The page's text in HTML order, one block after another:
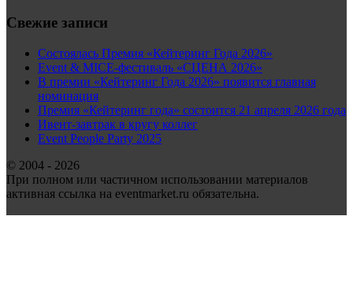
Свежие записи
Состоялась Премия «Кейтеринг Года 2026»
Event & MICE-фестиваль «СЦЕНА 2026»
В премии «Кейтеринг Года 2026» появится главная
номинация
Премия «Кейтеринг года» состоится 21 апреля 2026 года
Ивент-завтрак в кругу коллег
Event People Party 2025
© 2004 - 2026
При полном или частичном использовании материалов
активная ссылка на eventmarket.ru обязательна.